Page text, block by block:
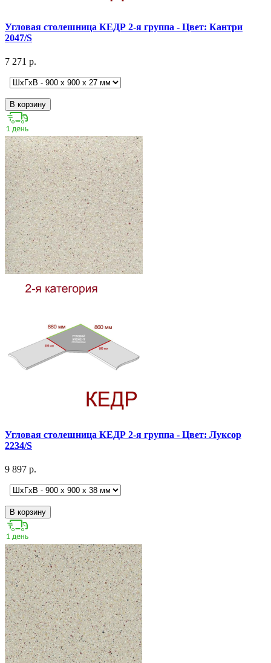
Угловая столешница КЕДР 2-я группа - Цвет: Кантри
2047/S
7 271 р.
В корзину
Угловая столешница КЕДР 2-я группа - Цвет: Луксор
2234/S
9 897 р.
В корзину